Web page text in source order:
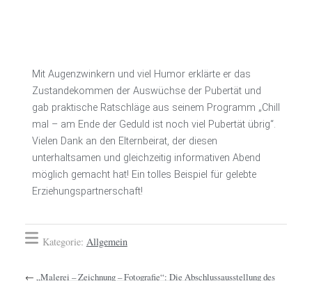
Mit Augenzwinkern und viel Humor erklärte er das
Zustandekommen der Auswüchse der Pubertät und
gab praktische Ratschläge aus seinem Programm „Chill
mal – am Ende der Geduld ist noch viel Pubertät übrig“.
Vielen Dank an den Elternbeirat, der diesen
unterhaltsamen und gleichzeitig informativen Abend
möglich gemacht hat! Ein tolles Beispiel für gelebte
Erziehungspartnerschaft!
Kategorie: Allgemein
← „Malerei – Zeichnung – Fotografie“: Die Abschlussausstellung des